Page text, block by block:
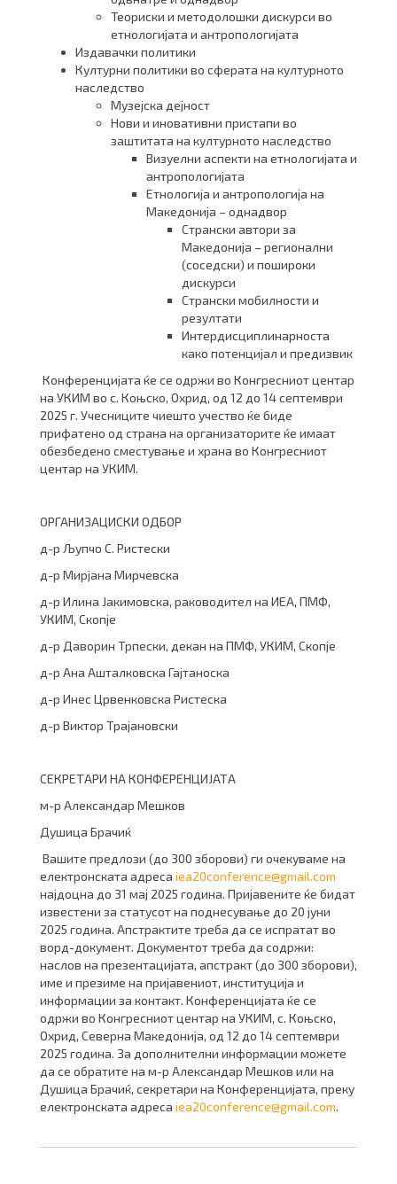
Теориски и методолошки дискурси во
етнологијата и антропологијата
Издавачки политики
Културни политики во сферата на културното
наследство
Музејска дејност
Нови и иновативни пристапи во
заштитата на културното наследство
Визуелни аспекти на етнологијата и
антропологијата
Етнологија и антропологија на
Македонија – однадвор
Странски автори за
Македонија – регионални
(соседски) и пошироки
дискурси
Странски мобилности и
резултати
Интердисциплинарноста
како потенцијал и предизвик
Конференцијата ќе се одржи во Конгресниот центар
на УКИМ во с. Коњско, Охрид, од 12 до 14 септември
2025 г. Учесниците чиешто учество ќе биде
прифатено од страна на организаторите ќе имаат
обезбедено сместување и храна во Конгресниот
центар на УКИМ.
ОРГАНИЗАЦИСКИ ОДБОР
д-р Љупчо С. Ристески
д-р Мирјана Мирчевска
д-р Илина Јакимовска, раководител на ИЕА, ПМФ,
УКИМ, Скопје
д-р Даворин Трпески, декан на ПМФ, УКИМ, Скопје
д-р Ана Ашталковска Гајтаноска
д-р Инес Црвенковска Ристеска
д-р Виктор Трајановски
СЕКРЕТАРИ НА КОНФЕРЕНЦИЈАТА
м-р Александар Мешков
Душица Брачиќ
Вашите предлози (до 300 зборови) ги очекуваме на
електронската адреса iea20conference@gmail.com
најдоцна до 31 мај 2025 година. Пријавените ќе бидат
известени за статусот на поднесување до 20 јуни
2025 година. Апстрактите треба да се испратат во
ворд-документ. Документот треба да содржи:
наслов на презентацијата, апстракт (до 300 зборови),
име и презиме на пријавениот, институција и
информации за контакт. Конференцијата ќе се
одржи во Конгресниот центар на УКИМ, с. Коњско,
Охрид, Северна Македонија, од 12 до 14 септември
2025 година. За дополнителни информации можете
да се обратите на м-р Александар Мешков или на
Душица Брачиќ, секретари на Конференцијата, преку
електронската адреса iea20conference@gmail.com.